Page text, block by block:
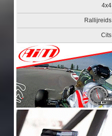
4x4
Rallijreids
Cits